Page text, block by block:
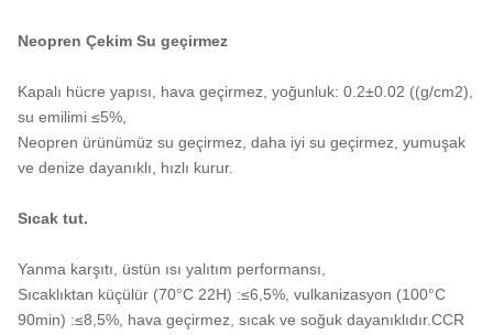
Neopren Çekim Su geçirmez
Kapalı hücre yapısı, hava geçirmez, yoğunluk: 0.2±0.02 ((g/cm2),
su emilimi ≤5%,
Neopren ürünümüz su geçirmez, daha iyi su geçirmez, yumuşak
ve denize dayanıklı, hızlı kurur.
Sıcak tut.
Yanma karşıtı, üstün ısı yalıtım performansı,
Sıcaklıktan küçülür (70°C 22H) :≤6,5%, vulkanizasyon (100°C
90min) :≤8,5%, hava geçirmez, sıcak ve soğuk dayanıklıdır.CCR